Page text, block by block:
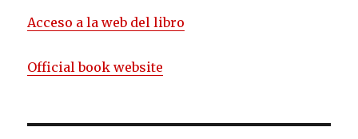
Acceso a la web del libro
Official book website